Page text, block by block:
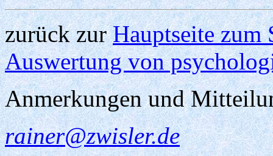
zurück zurHauptseite zum
Auswertung von
Anmerkungen und
rainer@zwisler.de